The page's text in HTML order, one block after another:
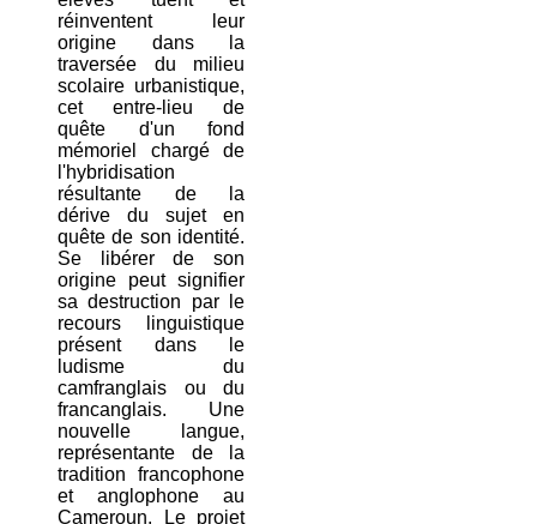
réinventent leur
origine dans la
traversée du milieu
scolaire urbanistique,
cet entre-lieu de
quête d'un fond
mémoriel chargé de
l'hybridisation
résultante de la
dérive du sujet en
quête de son identité.
Se libérer de son
origine peut signifier
sa destruction par le
recours linguistique
présent dans le
ludisme du
camfranglais ou du
francanglais. Une
nouvelle langue,
représentante de la
tradition francophone
et anglophone au
Cameroun. Le projet